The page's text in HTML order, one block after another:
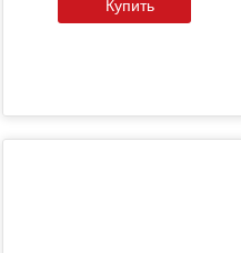
Купить